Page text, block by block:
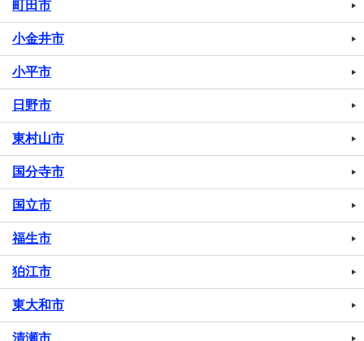
町田市
小金井市
小平市
日野市
東村山市
国分寺市
国立市
福生市
狛江市
東大和市
清瀬市